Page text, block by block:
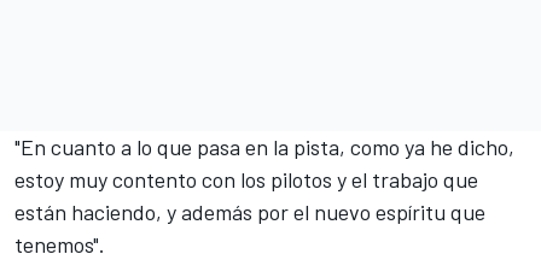
"En cuanto a lo que pasa en la pista, como ya he dicho,
estoy muy contento con los pilotos y el trabajo que
están haciendo, y además por el nuevo espíritu que
tenemos".